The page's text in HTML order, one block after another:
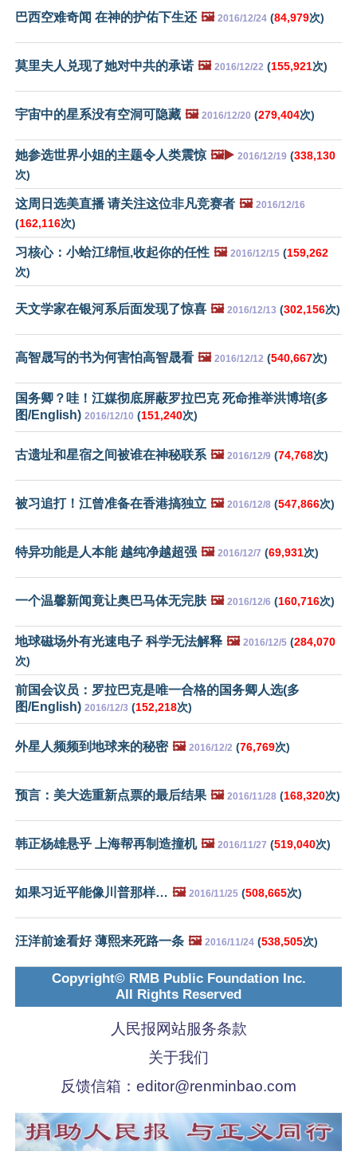
巴西空难奇闻 在神的护佑下生还 🖼️ 2016/12/24 (84,979次)
莫里夫人兑现了她对中共的承诺 🖼️ 2016/12/22 (155,921次)
宇宙中的星系没有空洞可隐藏 🖼️ 2016/12/20 (279,404次)
她参选世界小姐的主题令人类震惊 🖼️▶️ 2016/12/19 (338,130
次)
这周日选美直播 请关注这位非凡竞赛者 🖼️ 2016/12/16
(162,116次)
习核心：小蛤江绵恒,收起你的任性 🖼️ 2016/12/15 (159,262
次)
天文学家在银河系后面发现了惊喜 🖼️ 2016/12/13 (302,156次)
高智晟写的书为何害怕高智晟看 🖼️ 2016/12/12 (540,667次)
国务卿？哇！江媒彻底屏蔽罗拉巴克 死命推举洪博培(多
图/English) 2016/12/10 (151,240次)
古遗址和星宿之间被谁在神秘联系 🖼️ 2016/12/9 (74,768次)
被习追打！江曾准备在香港搞独立 🖼️ 2016/12/8 (547,866次)
特异功能是人本能 越纯净越超强 🖼️ 2016/12/7 (69,931次)
一个温馨新闻竟让奥巴马体无完肤 🖼️ 2016/12/6 (160,716次)
地球磁场外有光速电子 科学无法解释 🖼️ 2016/12/5 (284,070
次)
前国会议员：罗拉巴克是唯一合格的国务卿人选(多
图/English) 2016/12/3 (152,218次)
外星人频频到地球来的秘密 🖼️ 2016/12/2 (76,769次)
预言：美大选重新点票的最后结果 🖼️ 2016/11/28 (168,320次)
韩正杨雄悬乎 上海帮再制造撞机 🖼️ 2016/11/27 (519,040次)
如果习近平能像川普那样… 🖼️ 2016/11/25 (508,665次)
汪洋前途看好 薄熙来死路一条 🖼️ 2016/11/24 (538,505次)
Copyright© RMB Public Foundation Inc.
All Rights Reserved
人民报网站服务条款
关于我们
反馈信箱： editor@renminbao.com